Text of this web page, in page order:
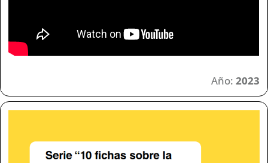
Año: 2023